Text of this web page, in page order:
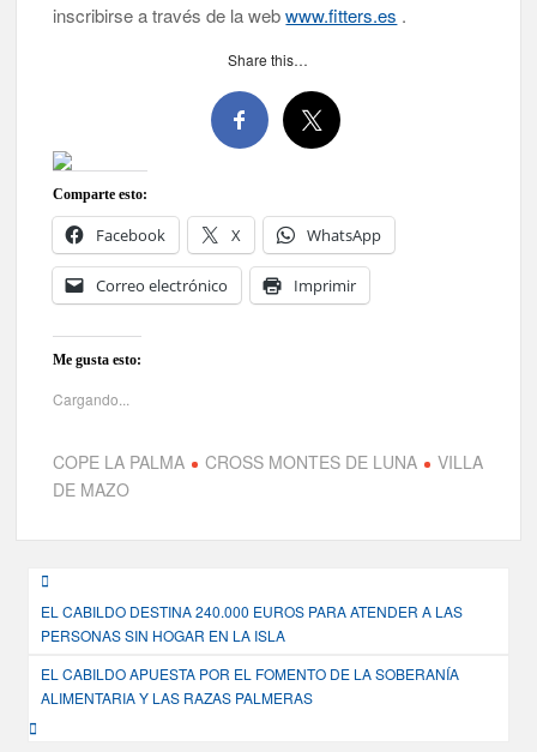
inscribirse a través de la webwww.fitters.es .
Share this…
Comparte esto:
Facebook X WhatsApp
Correo electrónico Imprimir
Me gusta esto:
Cargando...
COPE LA PALMA CROSS MONTES DE LUNA
VILLA
DE MAZO
Navegación
de
entradas
EL CABILDO DESTINA 240.000 EUROS PARA ATENDER A LAS
PERSONAS SIN HOGAR EN LA ISLA
EL CABILDO APUESTA POR EL FOMENTO DE LA SOBERANÍA
ALIMENTARIA Y LAS RAZAS PALMERAS